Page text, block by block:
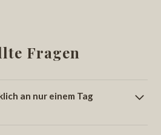
Fragen
an nur einem Tag